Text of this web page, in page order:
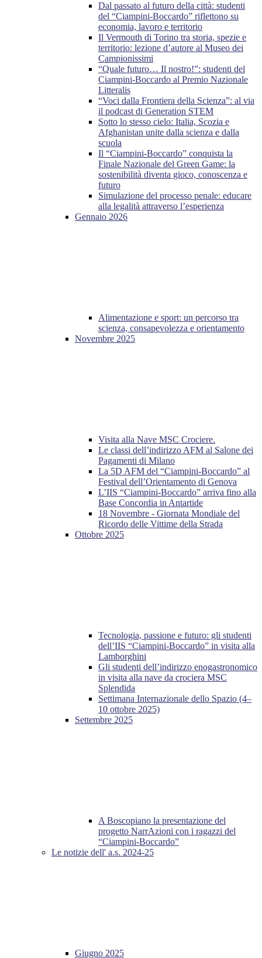
Dal passato al futuro della città: studenti
del “Ciampini-Boccardo” riflettono su
economia, lavoro e territorio
Il Vermouth di Torino tra storia, spezie e
territorio: lezione d’autore al Museo dei
Campionissimi
“Quale futuro… Il nostro!”: studenti del
Ciampini-Boccardo al Premio Nazionale
Litteralis
“Voci dalla Frontiera della Scienza”: al via
il podcast di Generation STEM
Sotto lo stesso cielo: Italia, Scozia e
Afghanistan unite dalla scienza e dalla
scuola
Il “Ciampini-Boccardo” conquista la
Finale Nazionale del Green Game: la
sostenibilità diventa gioco, conoscenza e
futuro
Simulazione del processo penale: educare
alla legalità attraverso l’esperienza
Gennaio 2026
Alimentazione e sport: un percorso tra
scienza, consapevolezza e orientamento
Novembre 2025
Visita alla Nave MSC Crociere.
Le classi dell’indirizzo AFM al Salone dei
Pagamenti di Milano
La 5D AFM del “Ciampini-Boccardo” al
Festival dell’Orientamento di Genova
L’IIS “Ciampini-Boccardo” arriva fino alla
Base Concordia in Antartide
18 Novembre - Giornata Mondiale del
Ricordo delle Vittime della Strada
Ottobre 2025
Tecnologia, passione e futuro: gli studenti
dell’IIS “Ciampini-Boccardo” in visita alla
Lamborghini
Gli studenti dell’indirizzo enogastronomico
in visita alla nave da crociera MSC
Splendida
Settimana Internazionale dello Spazio (4–
10 ottobre 2025)
Settembre 2025
A Boscopiano la presentazione del
progetto NarrAzioni con i ragazzi del
“Ciampini-Boccardo”
Le notizie dell' a.s. 2024-25
Giugno 2025